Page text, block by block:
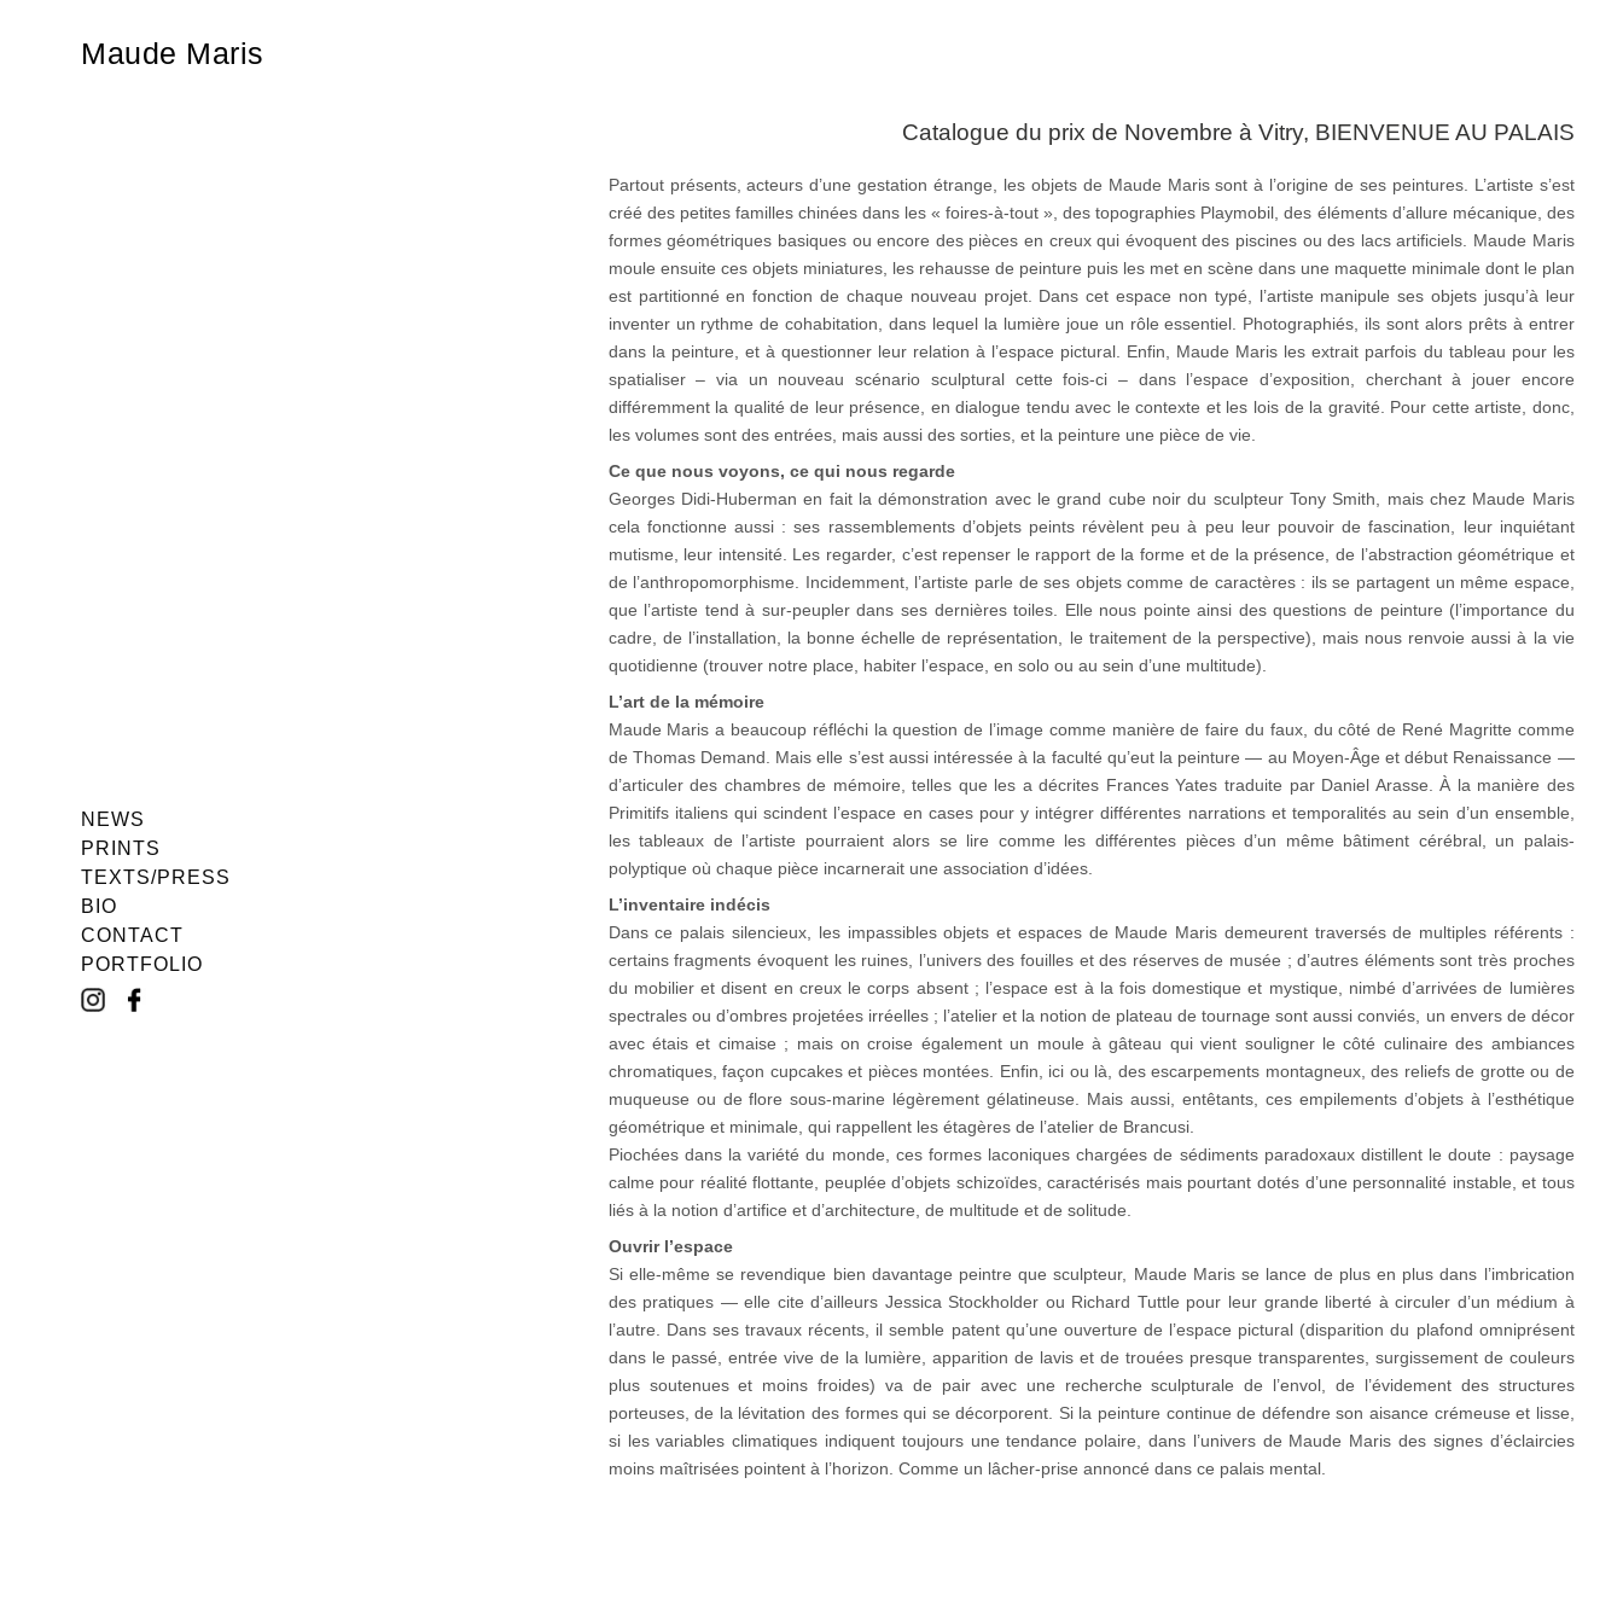
Maude Maris
NEWS
PRINTS
TEXTS/PRESS
BIO
CONTACT
PORTFOLIO
Catalogue du prix de Novembre à Vitry, BIENVENUE AU PALAIS
Partout présents, acteurs d’une gestation étrange, les objets de Maude Maris sont à l’origine de ses peintures. L’artiste s’est
créé des petites familles chinées dans les « foires-à-tout », des topographies Playmobil, des éléments d’allure mécanique, des
formes géométriques basiques ou encore des pièces en creux qui évoquent des piscines ou des lacs artificiels. Maude Maris
moule ensuite ces objets miniatures, les rehausse de peinture puis les met en scène dans une maquette minimale dont le plan
est partitionné en fonction de chaque nouveau projet. Dans cet espace non typé, l’artiste manipule ses objets jusqu’à leur
inventer un rythme de cohabitation, dans lequel la lumière joue un rôle essentiel. Photographiés, ils sont alors prêts à entrer
dans la peinture, et à questionner leur relation à l’espace pictural. Enfin, Maude Maris les extrait parfois du tableau pour les
spatialiser – via un nouveau scénario sculptural cette fois-ci – dans l’espace d’exposition, cherchant à jouer encore
différemment la qualité de leur présence, en dialogue tendu avec le contexte et les lois de la gravité. Pour cette artiste, donc,
les volumes sont des entrées, mais aussi des sorties, et la peinture une pièce de vie.
Ce que nous voyons, ce qui nous regarde
Georges Didi-Huberman en fait la démonstration avec le grand cube noir du sculpteur Tony Smith, mais chez Maude Maris
cela fonctionne aussi : ses rassemblements d’objets peints révèlent peu à peu leur pouvoir de fascination, leur inquiétant
mutisme, leur intensité. Les regarder, c’est repenser le rapport de la forme et de la présence, de l’abstraction géométrique et
de l’anthropomorphisme. Incidemment, l’artiste parle de ses objets comme de caractères : ils se partagent un même espace,
que l’artiste tend à sur-peupler dans ses dernières toiles. Elle nous pointe ainsi des questions de peinture (l’importance du
cadre, de l’installation, la bonne échelle de représentation, le traitement de la perspective), mais nous renvoie aussi à la vie
quotidienne (trouver notre place, habiter l’espace, en solo ou au sein d’une multitude).
L’art de la mémoire
Maude Maris a beaucoup réfléchi la question de l’image comme manière de faire du faux, du côté de René Magritte comme
de Thomas Demand. Mais elle s’est aussi intéressée à la faculté qu’eut la peinture — au Moyen-Âge et début Renaissance —
d’articuler des chambres de mémoire, telles que les a décrites Frances Yates traduite par Daniel Arasse. À la manière des
Primitifs italiens qui scindent l’espace en cases pour y intégrer différentes narrations et temporalités au sein d’un ensemble,
les tableaux de l’artiste pourraient alors se lire comme les différentes pièces d’un même bâtiment cérébral, un palais-
polyptique où chaque pièce incarnerait une association d’idées.
L’inventaire indécis
Dans ce palais silencieux, les impassibles objets et espaces de Maude Maris demeurent traversés de multiples référents :
certains fragments évoquent les ruines, l’univers des fouilles et des réserves de musée ; d’autres éléments sont très proches
du mobilier et disent en creux le corps absent ; l’espace est à la fois domestique et mystique, nimbé d’arrivées de lumières
spectrales ou d’ombres projetées irréelles ; l’atelier et la notion de plateau de tournage sont aussi conviés, un envers de décor
avec étais et cimaise ; mais on croise également un moule à gâteau qui vient souligner le côté culinaire des ambiances
chromatiques, façon cupcakes et pièces montées. Enfin, ici ou là, des escarpements montagneux, des reliefs de grotte ou de
muqueuse ou de flore sous-marine légèrement gélatineuse. Mais aussi, entêtants, ces empilements d’objets à l’esthétique
géométrique et minimale, qui rappellent les étagères de l’atelier de Brancusi.
Piochées dans la variété du monde, ces formes laconiques chargées de sédiments paradoxaux distillent le doute : paysage
calme pour réalité flottante, peuplée d’objets schizoïdes, caractérisés mais pourtant dotés d’une personnalité instable, et tous
liés à la notion d’artifice et d’architecture, de multitude et de solitude.
Ouvrir l’espace
Si elle-même se revendique bien davantage peintre que sculpteur, Maude Maris se lance de plus en plus dans l’imbrication
des pratiques — elle cite d’ailleurs Jessica Stockholder ou Richard Tuttle pour leur grande liberté à circuler d’un médium à
l’autre. Dans ses travaux récents, il semble patent qu’une ouverture de l’espace pictural (disparition du plafond omniprésent
dans le passé, entrée vive de la lumière, apparition de lavis et de trouées presque transparentes, surgissement de couleurs
plus soutenues et moins froides) va de pair avec une recherche sculpturale de l’envol, de l’évidement des structures
porteuses, de la lévitation des formes qui se décorporent. Si la peinture continue de défendre son aisance crémeuse et lisse,
si les variables climatiques indiquent toujours une tendance polaire, dans l’univers de Maude Maris des signes d’éclaircies
moins maîtrisées pointent à l’horizon. Comme un lâcher-prise annoncé dans ce palais mental.